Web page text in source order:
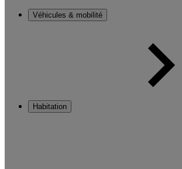
Véhicules & mobilité
Habitation